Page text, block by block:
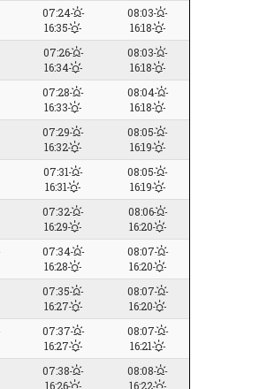
07:24
16:35
08:03
16:18
07:26
16:34
08:03
16:18
07:28
16:33
08:04
16:18
07:29
16:32
08:05
16:19
07:31
16:31
08:05
16:19
07:32
16:29
08:06
16:20
07:34
16:28
08:07
16:20
07:35
16:27
08:07
16:20
07:37
16:27
08:07
16:21
07:38
16:26
08:08
16:22